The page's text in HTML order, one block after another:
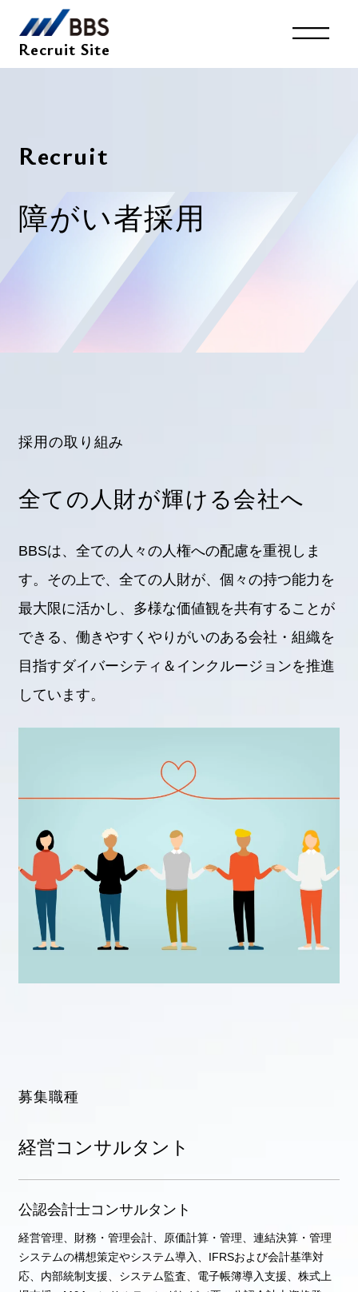
Recruit Site
インタビュー
会社を知る
社員紹介
Recruit
Entry
新卒採用2027年卒
インターンシップ
Recruit
障がい者採用
採用の取り組み
全ての人財が輝ける会社へ
BBSは、全ての人々の人権への配慮を重視しま
す。その上で、全ての人財が、個々の持つ能力を
最大限に活かし、多様な価値観を共有することが
できる、働きやすくやりがいのある会社・組織を
目指すダイバーシティ＆インクルージョンを推進
しています。
募集職種
経営コンサルタント
公認会計士コンサルタント
経営管理、財務・管理会計、原価計算・管理、連結決算・管理
システムの構想策定やシステム導入、IFRSおよび会計基準対
応、内部統制支援、システム監査、電子帳簿導入支援、株式上